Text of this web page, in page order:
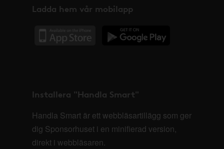
Ladda hem vår mobilapp
Installera "Handla Smart"
Handla Smart är ett webbläsartillägg som ger
dig Sponsorhuset i en minifierad version,
direkt i webbläsaren.